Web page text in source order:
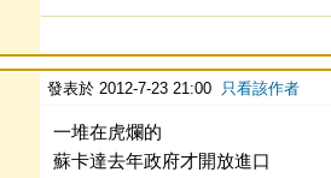
發表於 2012-7-23 21:00 只看該作者
一堆在虎爛的
蘇卡達去年政府才開放進口